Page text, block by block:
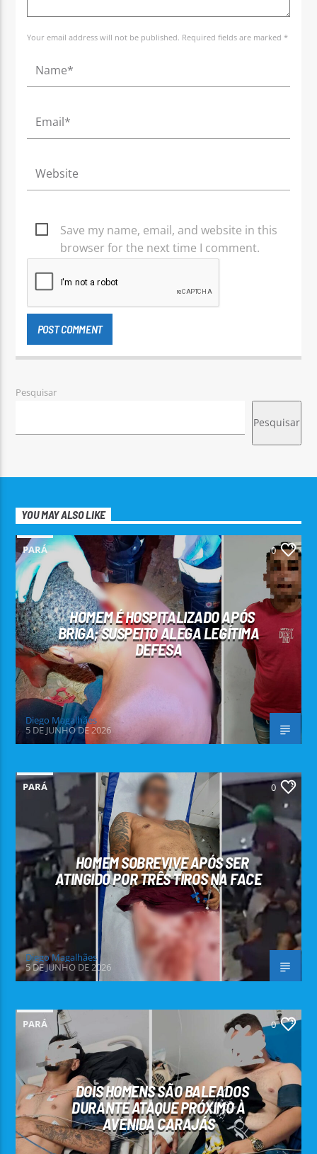
Your email address will not be published. Required fields are marked *
Save my name, email, and website in this
browser for the next time I comment.
Pesquisar
Pesquisar
YOU MAY ALSO LIKE
PARÁ 0
HOMEM É HOSPITALIZADO APÓS
BRIGA; SUSPEITO ALEGA LEGÍTIMA
DEFESA
Diego Magalhães
5 DE JUNHO DE 2026
PARÁ 0
HOMEM SOBREVIVE APÓS SER
ATINGIDO POR TRÊS TIROS NA FACE
Diego Magalhães
5 DE JUNHO DE 2026
PARÁ 0
DOIS HOMENS SÃO BALEADOS
DURANTE ATAQUE PRÓXIMO À
AVENIDA CARAJÁS